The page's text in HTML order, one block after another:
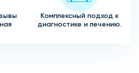
Комплексный подход к
диагностике и лечению.